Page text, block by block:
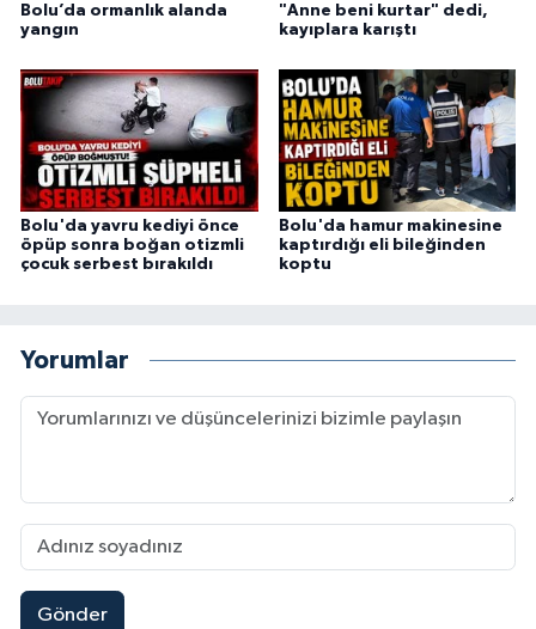
Bolu’da ormanlık alanda
yangın
"Anne beni kurtar" dedi,
kayıplara karıştı
Bolu'da yavru kediyi önce
öpüp sonra boğan otizmli
çocuk serbest bırakıldı
Bolu'da hamur makinesine
kaptırdığı eli bileğinden
koptu
Yorumlar
Gönder